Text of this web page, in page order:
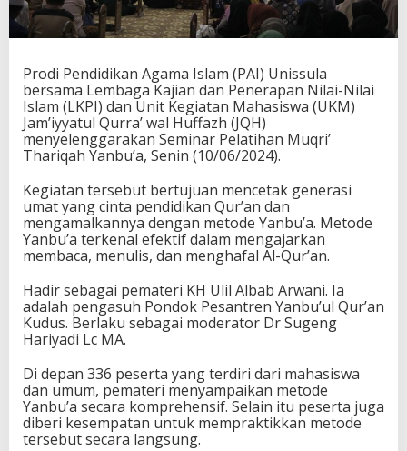
Prodi Pendidikan Agama Islam (PAI) Unissula
bersama Lembaga Kajian dan Penerapan Nilai-Nilai
Islam (LKPI) dan Unit Kegiatan Mahasiswa (UKM)
Jam’iyyatul Qurra’ wal Huffazh (JQH)
menyelenggarakan Seminar Pelatihan Muqri’
Thariqah Yanbu’a, Senin (10/06/2024).
Kegiatan tersebut bertujuan mencetak generasi
umat yang cinta pendidikan Qur’an dan
mengamalkannya dengan metode Yanbu’a. Metode
Yanbu’a terkenal efektif dalam mengajarkan
membaca, menulis, dan menghafal Al-Qur’an.
Hadir sebagai pemateri KH Ulil Albab Arwani. Ia
adalah pengasuh Pondok Pesantren Yanbu’ul Qur’an
Kudus. Berlaku sebagai moderator Dr Sugeng
Hariyadi Lc MA.
Di depan 336 peserta yang terdiri dari mahasiswa
dan umum, pemateri menyampaikan metode
Yanbu’a secara komprehensif. Selain itu peserta juga
diberi kesempatan untuk mempraktikkan metode
tersebut secara langsung.